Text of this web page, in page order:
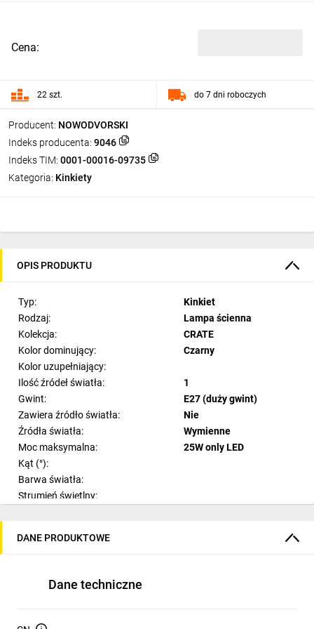
Producent: NOWODVORSKI
Indeks producenta: 9046
Indeks TIM: 0001-00016-09735
Kategoria: Kinkiety
Cena:
22 szt. do 7 dni roboczych
OPIS PRODUKTU
Typ:
Kinkiet
Rodzaj:
Lampa ścienna
Kolekcja:
CRATE
Kolor dominujący:
Czarny
Kolor uzupełniający:
Ilość źródeł światła:
1
Gwint:
E27 (duży gwint)
Zawiera źródło światła:
Nie
Źródła światła:
Wymienne
Moc maksymalna:
25W only LED
Kąt (°):
Barwa światła:
Strumień świetlny:
Materiał dodatkowy:
Szerokość:
Modyfikacja wysokości:
DANE PRODUKTOWE
Dane techniczne